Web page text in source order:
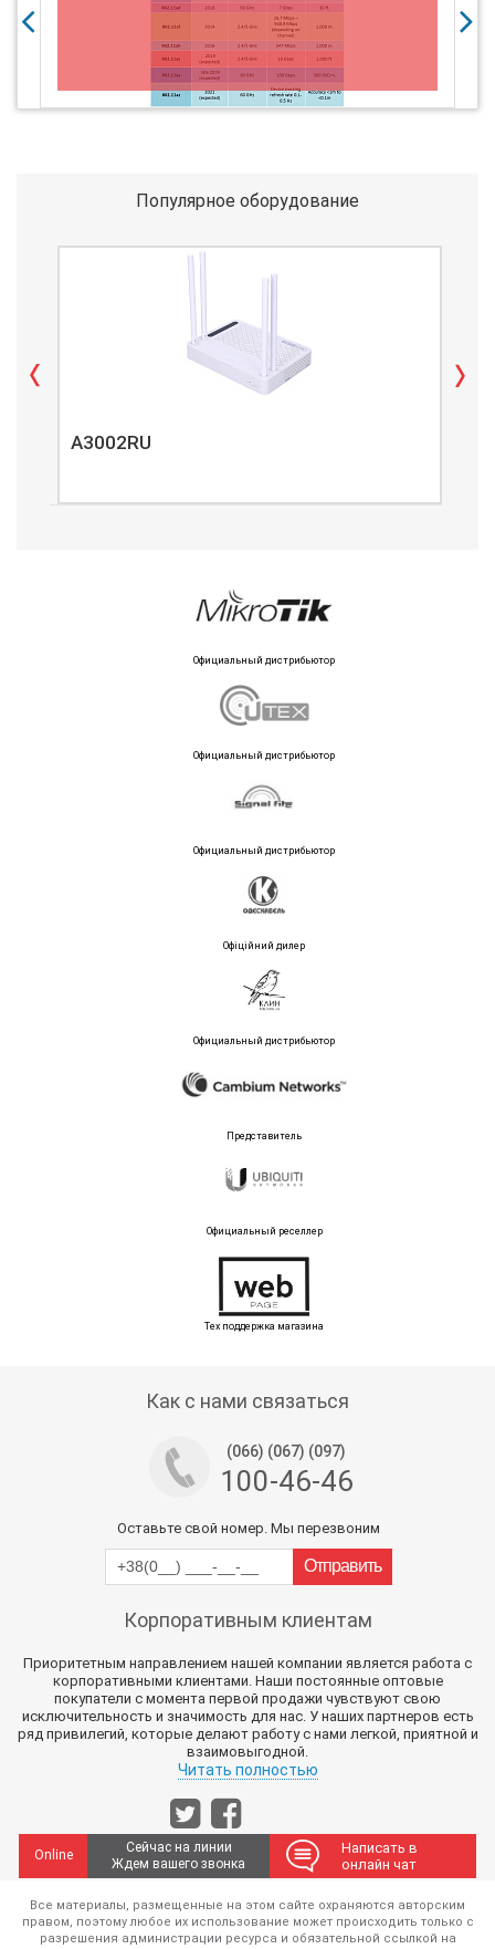
Популярное оборудование
A3002RU
Официальный дистрибьютор
Официальный дистрибьютор
Официальный дистрибьютор
Офіційний дилер
Официальный дистрибьютор
Представитель
Официальный реселлер
Тех поддержка магазина
Как с нами связаться
(066) (067) (097)
100-46-46
Оставьте свой номер. Мы перезвоним
Корпоративным клиентам
Приоритетным направлением нашей компании является работа с
корпоративными клиентами. Наши постоянные оптовые
покупатели с момента первой продажи чувствуют свою
исключительность и значимость для нас. У наших партнеров есть
ряд привилегий, которые делают работу с нами легкой, приятной и
взаимовыгодной.
Читать полностью
Online
Сейчас на линии
Ждем вашего звонка
Написать в
онлайн чат
Все материалы, размещенные на этом сайте охраняются авторским
правом, поэтому любое их использование может происходить только с
разрешения администрации ресурса и обязательной ссылкой на